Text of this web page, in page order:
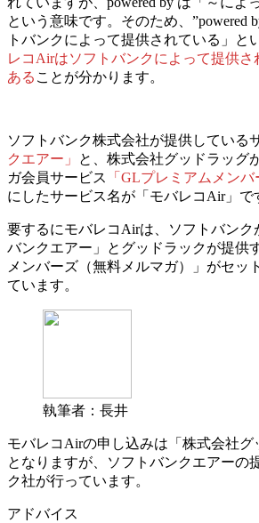
という意味です。 そのため、”powered
トバンクによって提供されている」と
レコAirはソフトバンクによって提供
ある ことが分かります。
ソフトバンク株式会社が提供している
クエアー」
と、株式会社グッドラッグ
ガ会員サービス
「GLプレミアムメンバ
にしたサービス名が「モバレコAir」で
要するにモバレコAirは、ソフトバンク
バンクエアー」とグッドラックが提供
メンバーズ（無料メルマガ）」がセッ
ています。
執筆者：長井
モバレコAirの申し込みは「株式会社グ
となりますが、ソフトバンクエアーの
ク社が行っています。
アドバイス